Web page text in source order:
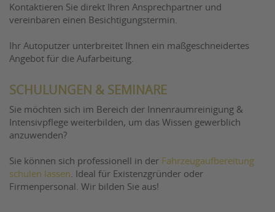
Kontaktieren Sie direkt Ihren Ansprechpartner und
vereinbaren einen Besichtigungstermin.
Ihr Autoputzer unterbreitet Ihnen ein maßgeschneidertes
Angebot für die Aufarbeitung.
SCHULUNGEN & SEMINARE
Sie möchten sich im Bereich der Innenraumreinigung &
Intensivpflege weiterbilden, um das Wissen gewerblich
anzuwenden?
Sie können sich professionell in der Fahrzeugaufbereitung
schulen lassen. Ideal für Existenzgründer oder
Firmenpersonal. Wir bilden Sie aus!